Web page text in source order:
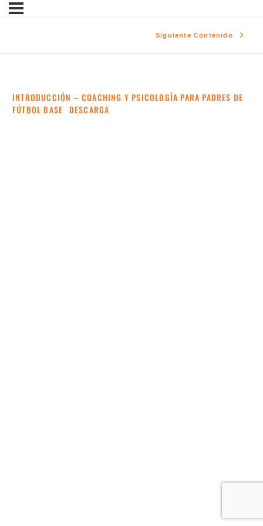
Siguiente Contenido
INTRODUCCIÓN – COACHING Y PSICOLOGÍA PARA PADRES DE
FÚTBOL BASE DESCARGA